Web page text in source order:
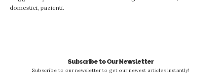
domestici, pazienti.
Subscribe to Our Newsletter
Subscribe to our newsletter to get our newest articles instantly!